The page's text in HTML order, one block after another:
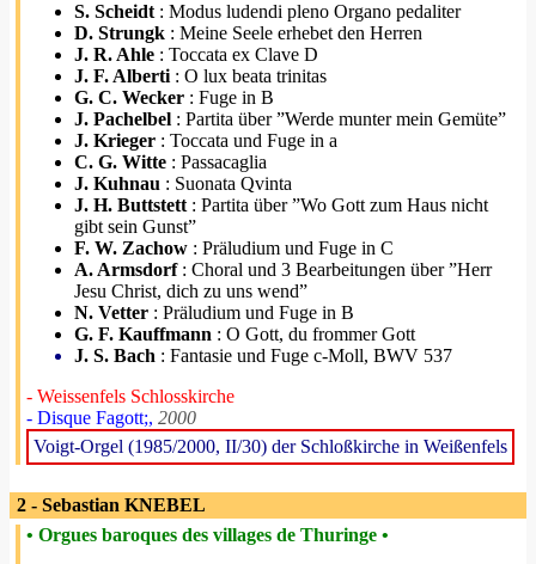
S. Scheidt : Modus ludendi pleno Organo pedaliter
D. Strungk : Meine Seele erhebet den Herren
J. R. Ahle : Toccata ex Clave D
J. F. Alberti : O lux beata trinitas
G. C. Wecker : Fuge in B
J. Pachelbel : Partita über ”Werde munter mein Gemüte”
J. Krieger : Toccata und Fuge in a
C. G. Witte : Passacaglia
J. Kuhnau : Suonata Qvinta
J. H. Buttstett : Partita über ”Wo Gott zum Haus nicht
gibt sein Gunst”
F. W. Zachow : Präludium und Fuge in C
A. Armsdorf: Choral und 3 Bearbeitungen über ”Herr
Jesu Christ, dich zu uns wend”
N. Vetter : Präludium und Fuge in B
G. F. Kauffmann : O Gott, du frommer Gott
J. S. Bach : Fantasie und Fuge c-Moll, BWV 537
- Weissenfels Schlosskirche
- Disque Fagott;, 2000
Voigt-Orgel (1985/2000, II/30) der Schloßkirche in Weißenfels
2 - Sebastian KNEBEL
• Orgues baroques des villages de Thuringe •